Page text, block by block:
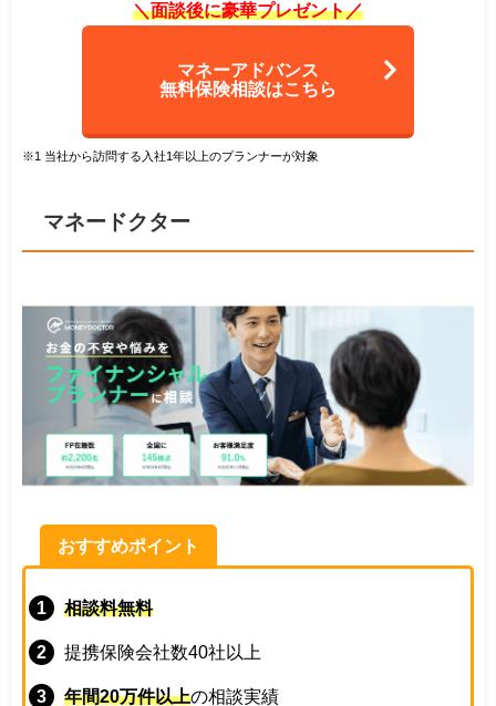
＼面談後に豪華プレゼント／
マネーアドバンス
無料保険相談はこちら
※1 当社から訪問する入社1年以上のプランナーが対象
マネードクター
おすすめポイント
相談料無料
提携保険会社数40社以上
年間20万件以上の相談実績